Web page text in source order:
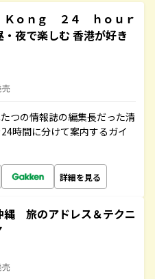
ｏｎｇ ２４ ｈｏｕｒ
夜で楽しむ 香港が好き
売
つの情報誌の編集長だった清
時間に分けて案内するガイ
詳細を見る
縄 旅のアドレス＆テクニ
売